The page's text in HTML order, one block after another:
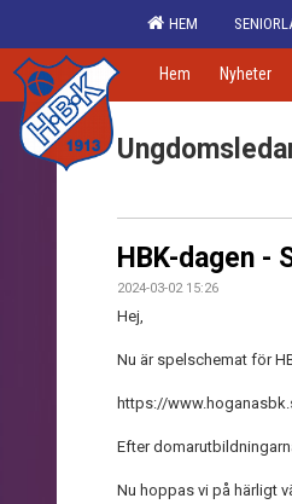
HEM
Hem Nyheter
HBK-dagen -
2024-03-02 15:26
Hej,
Nu är spelschemat för
https://
Efter
Nu hoppas vi på härligt